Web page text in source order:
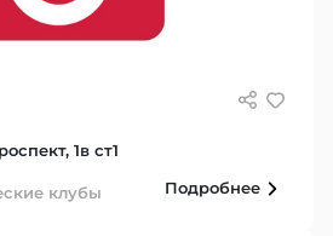
1в ст1
клубы
Подробнее